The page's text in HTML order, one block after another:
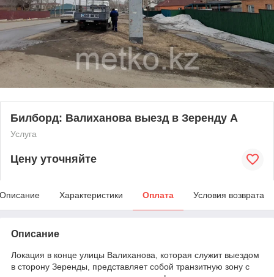
Билборд: Валиханова выезд в Зеренду А
Услуга
Цену уточняйте
Описание Характеристики Оплата Условия возврата
Описание
Локация в конце улицы Валиханова, которая служит выездом
в сторону Зеренды, представляет собой транзитную зону с